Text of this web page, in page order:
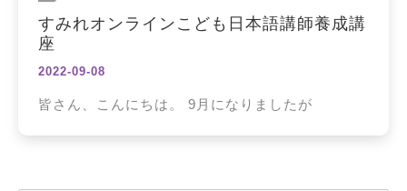
すみれオンラインこども日本語講師養成講
座
2022-09-08
皆さん、こんにちは。 9月になりましたが